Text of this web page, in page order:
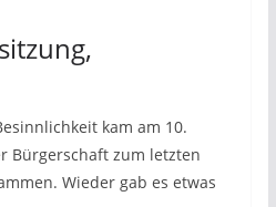
kam am 10.
Bürgerschaft zum letzten
Wieder gab es etwas